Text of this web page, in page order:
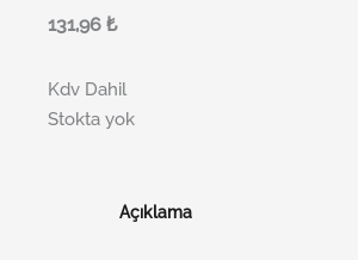
131,96 ₺
Kdv Dahil
Stokta yok
Açıklama